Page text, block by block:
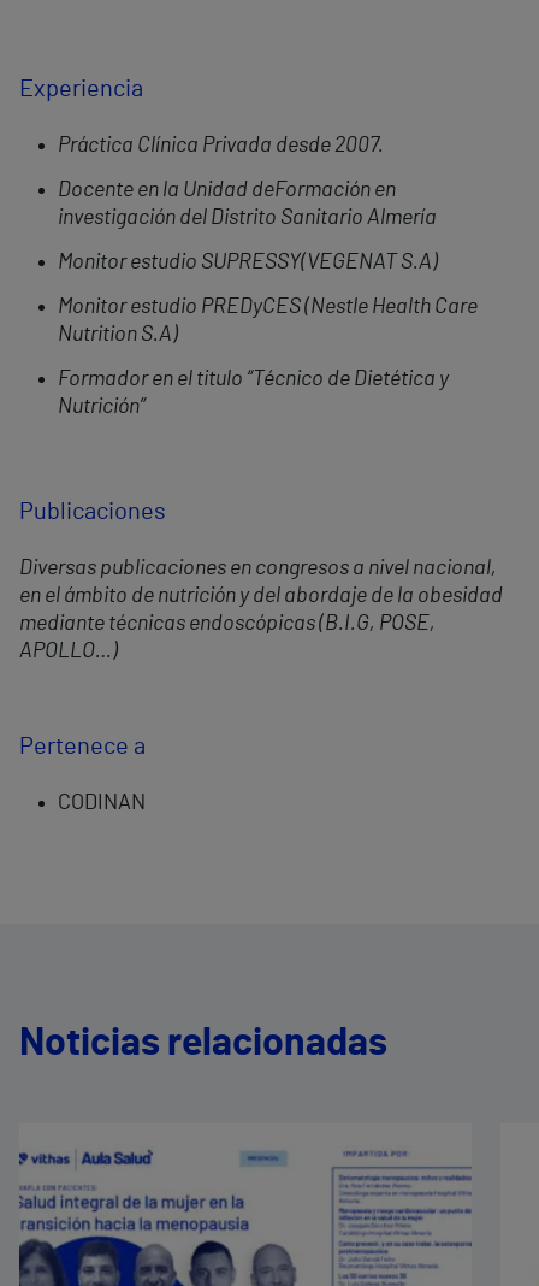
Experiencia
Práctica Clínica Privada desde 2007.
Docente en la Unidad deFormación en
investigación del Distrito Sanitario Almería
Monitor estudio SUPRESSY(VEGENAT S.A)
Monitor estudio PREDyCES (Nestle Health Care
Nutrition S.A)
Formador en el titulo “Técnico de Dietética y
Nutrición”
Publicaciones
Diversas publicaciones en congresos a nivel nacional,
en el ámbito de nutrición y del abordaje de la obesidad
mediante técnicas endoscópicas (B.I.G, POSE,
APOLLO…)
Pertenece a
CODINAN
Noticias relacionadas